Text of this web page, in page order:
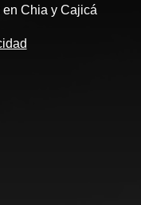
Chia y Cajicá